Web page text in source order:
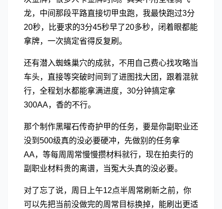
龙，中间那段平路直接切甲虫跑，我最快跑过3分
20秒，比要求的3分45秒早了20多秒，闭着眼都能
拿牌，一次搞定省得反复刷。
还有潜入蜘蛛巢穴的成就，不用自己费心找攻略当
车头，直接等突破时间到了进图找大团，跟着混就
行，全程划水都能拿满进度，30分钟搞定拿
300AA，香的不行。
那个制作黑曜石传奇护甲的任务，要是你副职业还
没到500级真的没必要硬冲，先做别的任务拿
AA，等每周周常慢慢攒材料就行，现在拍卖行的
副职业材料贵的离谱，当冤大头真的没必要。
对了忘了说，周日上午12点半周常刷新之前，你
可以先把当前没做完的周常目标换掉，能刷出更适